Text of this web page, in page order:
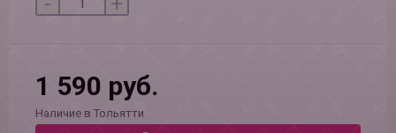
1 590 руб.
Наличие в Тольятти